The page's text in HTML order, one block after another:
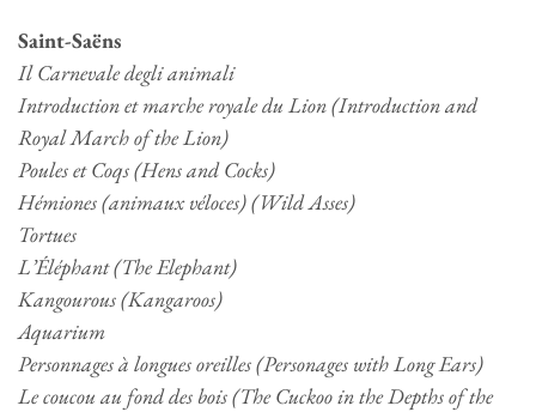
Saint-Saëns
Il Carnevale degli animali
Introduction et marche royale du Lion (Introduction and
Royal March of the Lion)
Poules et Coqs (Hens and Cocks)
Hémiones (animaux véloces) (Wild Asses)
Tortues
L’Éléphant (The Elephant)
Kangourous (Kangaroos)
Aquarium
Personnages à longues oreilles (Personages with Long Ears)
Le coucou au fond des bois (The Cuckoo in the Depths of the